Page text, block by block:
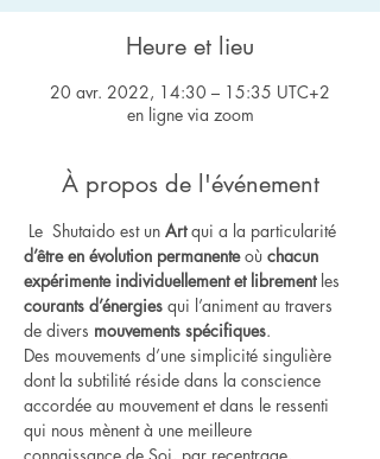
Heure et lieu
20 avr. 2022, 14:30 – 15:35 UTC+2
en ligne via zoom
À propos de l'événement
Le  Shutaido est un Art qui a la particularité
d’être en évolution permanente où chacun
expérimente individuellement et librement les
courants d’énergies qui l’animent au travers
de divers mouvements spécifiques.
Des mouvements d’une simplicité singulière
dont la subtilité réside dans la conscience
accordée au mouvement et dans le ressenti
qui nous mènent à une meilleure